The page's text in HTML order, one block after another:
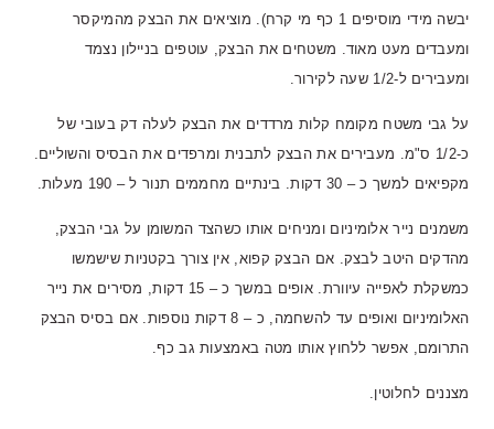
יבשה מידי מוסיפים 1 כף מי קרח). מוציאים את הבצק מהמיקסר
ומעבדים מעט מאוד. משטחים את הבצק, עוטפים בניילון נצמד
ומעבירים ל-1/2 שעה לקירור.
על גבי משטח מקומח קלות מרדדים את הבצק לעלה דק בעובי של
כ-1/2 ס"מ. מעבירים את הבצק לתבנית ומרפדים את הבסיס והשוליים.
מקפיאים למשך כ – 30 דקות. בינתיים מחממים תנור ל – 190 מעלות.
משמנים נייר אלומיניום ומניחים אותו כשהצד המשומן על גבי הבצק,
מהדקים היטב לבצק. אם הבצק קפוא, אין צורך בקטניות שישמשו
כמשקלת לאפייה עיוורת. אופים במשך כ – 15 דקות, מסירים את נייר
האלומיניום ואופים עד להשחמה, כ – 8 דקות נוספות. אם בסיס הבצק
התרומם, אפשר ללחוץ אותו מטה באמצעות גב כף.
מצננים לחלוטין.